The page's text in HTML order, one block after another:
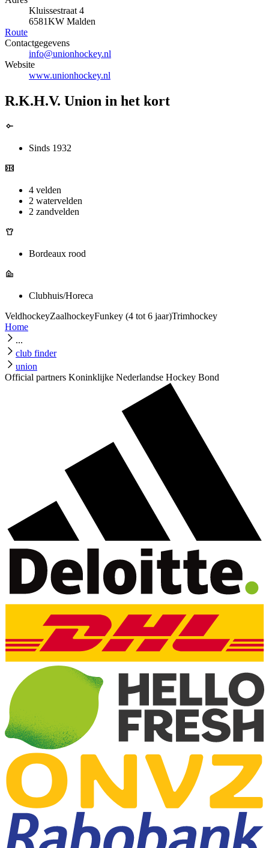
Kluissestraat 4
6581KW Malden
Route
Contactgegevens
info@unionhockey.nl
Website
www.unionhockey.nl
R.K.H.V. Union in het kort
Sinds 1932
4 velden
2 watervelden
2 zandvelden
Bordeaux rood
Clubhuis/Horeca
VeldhockeyZaalhockeyFunkey (4 tot 6 jaar)Trimhockey
Home
...
club finder
union
Official partners Koninklijke Nederlandse Hockey Bond